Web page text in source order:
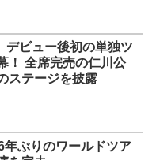
デビュー後初の単独ツ
！ 全席完売の仁川公
ステージを披露
年ぶりのワールドツア